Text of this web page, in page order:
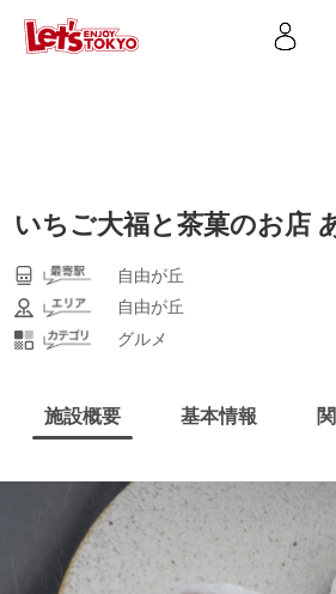
いちご大福と茶菓のお店
自由が丘
自由が丘
グルメ
施設概要 基本情報